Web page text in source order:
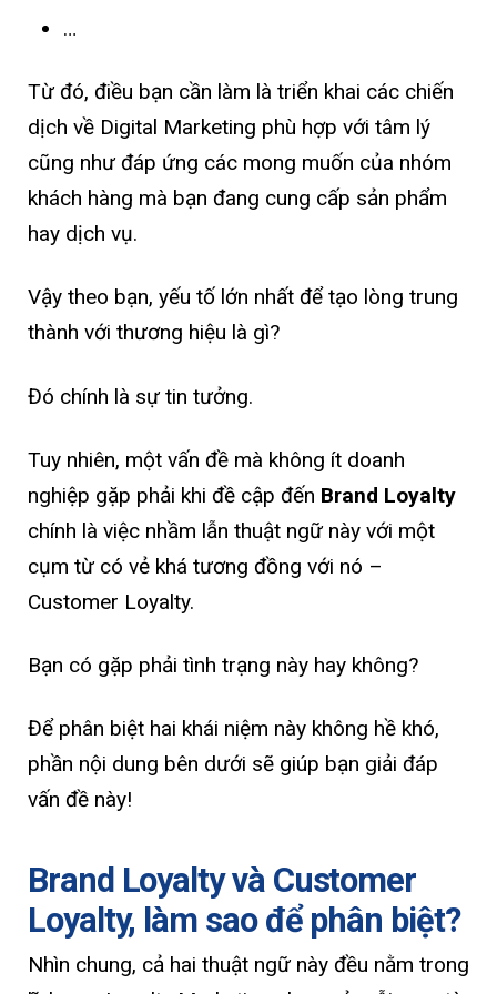
…
Từ đó, điều bạn cần làm là triển khai các chiến
dịch về Digital Marketing phù hợp với tâm lý
cũng như đáp ứng các mong muốn của nhóm
khách hàng mà bạn đang cung cấp sản phẩm
hay dịch vụ.
Vậy theo bạn, yếu tố lớn nhất để tạo lòng trung
thành với thương hiệu là gì?
Đó chính là sự tin tưởng.
Tuy nhiên, một vấn đề mà không ít doanh
nghiệp gặp phải khi đề cập đến Brand Loyalty
chính là việc nhầm lẫn thuật ngữ này với một
cụm từ có vẻ khá tương đồng với nó –
Customer Loyalty.
Bạn có gặp phải tình trạng này hay không?
Để phân biệt hai khái niệm này không hề khó,
phần nội dung bên dưới sẽ giúp bạn giải đáp
vấn đề này!
Brand Loyalty và Customer
Loyalty, làm sao để phân biệt?
Nhìn chung, cả hai thuật ngữ này đều nằm trong